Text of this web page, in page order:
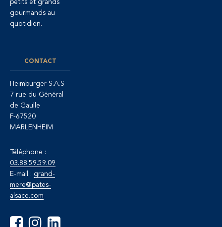
petits et grands
gourmands au
quotidien.
CONTACT
Heimburger S.A.S
7 rue du Général
de Gaulle
F-67520
MARLENHEIM
Téléphone :
03.88.59.59.09
E-mail : grand-
mere@pates-
alsace.com